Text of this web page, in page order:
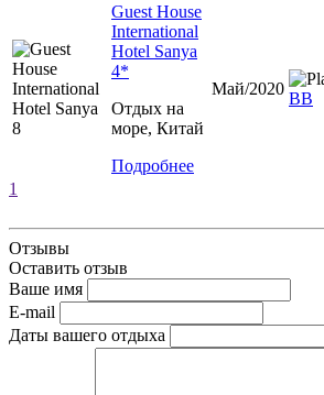
Guest House
International
Hotel Sanya
4*
Отдых на
море, Китай
Подробнее
Май/2020
ВВ
1
Отзывы
Оставить отзыв
Ваше имя
E-mail
Даты вашего отдыха